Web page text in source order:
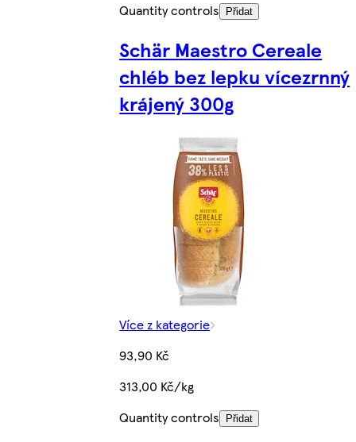
Quantity controls
Přidat
Schär Maestro Cereale
chléb bez lepku vícezrnný
krájený 300g
Více z kategorie
93,90 Kč
313,00 Kč/kg
Quantity controls
Přidat